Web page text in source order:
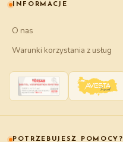
INFORMACJE
O nas
Warunki korzystania z usług
POTRZEBUJESZ POMOCY?